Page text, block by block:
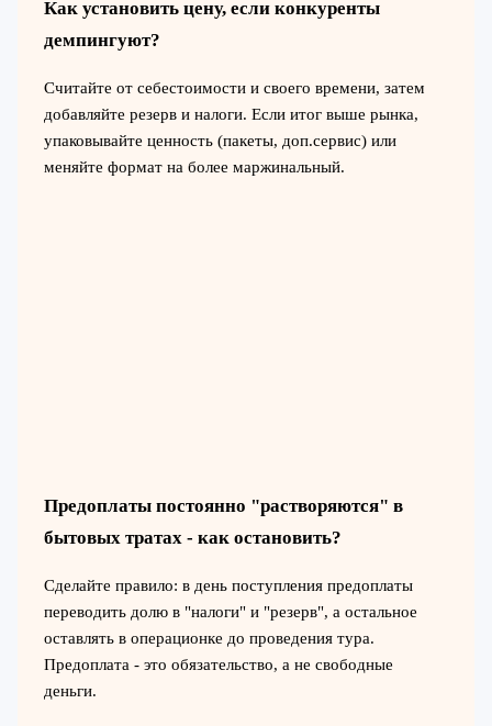
Как установить цену, если конкуренты
демпингуют?
Считайте от себестоимости и своего времени, затем
добавляйте резерв и налоги. Если итог выше рынка,
упаковывайте ценность (пакеты, доп.сервис) или
меняйте формат на более маржинальный.
Предоплаты постоянно "растворяются" в
бытовых тратах - как остановить?
Сделайте правило: в день поступления предоплаты
переводить долю в "налоги" и "резерв", а остальное
оставлять в операционке до проведения тура.
Предоплата - это обязательство, а не свободные
деньги.